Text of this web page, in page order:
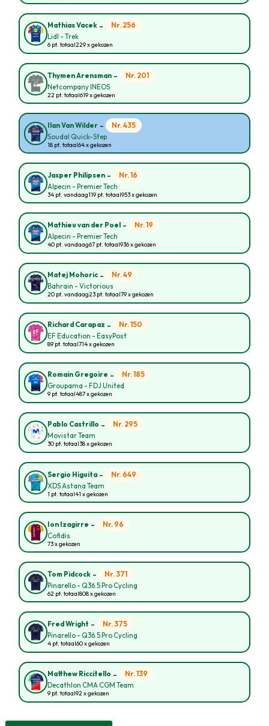
Mathias Vacek - Nr. 256
Lidl - Trek
6 pt. totaal229 x gekozen
Thymen Arensman - Nr. 201
Netcompany INEOS
22 pt. totaal619 x gekozen
Ilan Van Wilder - Nr. 435
Soudal Quick-Step
18 pt. totaal64 x gekozen
Jasper Philipsen - Nr. 16
Alpecin - Premier Tech
34 pt. vandaag119 pt. totaal953 x gekozen
Mathieu van der Poel - Nr. 19
Alpecin - Premier Tech
40 pt. vandaag67 pt. totaal936 x gekozen
Matej Mohoric - Nr. 49
Bahrain - Victorious
20 pt. vandaag23 pt. totaal79 x gekozen
Richard Carapaz - Nr. 150
EF Education - EasyPost
89 pt. totaal714 x gekozen
Romain Gregoire - Nr. 185
Groupama - FDJ United
9 pt. totaal487 x gekozen
Pablo Castrillo - Nr. 295
Movistar Team
30 pt. totaal38 x gekozen
Sergio Higuita - Nr. 649
XDS Astana Team
1 pt. totaal41 x gekozen
Ion Izagirre - Nr. 96
Cofidis
73 x gekozen
Tom Pidcock - Nr. 371
Pinarello - Q36.5 Pro Cycling
62 pt. totaal808 x gekozen
Fred Wright - Nr. 375
Pinarello - Q36.5 Pro Cycling
4 pt. totaal60 x gekozen
Matthew Riccitello - Nr. 139
Decathlon CMA CGM Team
9 pt. totaal92 x gekozen